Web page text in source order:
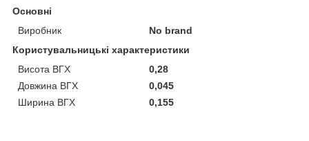
Основні
Виробник
No brand
Користувальницькі характеристики
Висота ВГХ
0,28
Довжина ВГХ
0,045
Ширина ВГХ
0,155